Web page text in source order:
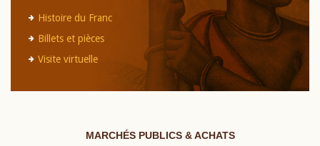
Histoire du Franc
Billets et pièces
Visite virtuelle
MARCHÉS PUBLICS & ACHATS